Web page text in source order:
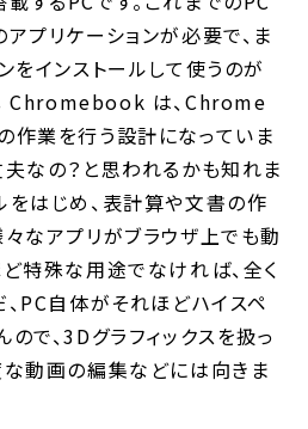
プリケーションが必要で、ま
をインストールして使うのが
Chromebook は、Chrome
作業を行う設計になっていま
なの？と思われるかも知れま
をはじめ、表計算や文書の作
なアプリがブラウザ上でも動
特殊な用途でなければ、全く
PC自体がそれほどハイスペ
で、3Dグラフィックスを扱っ
な動画の編集などには向きま